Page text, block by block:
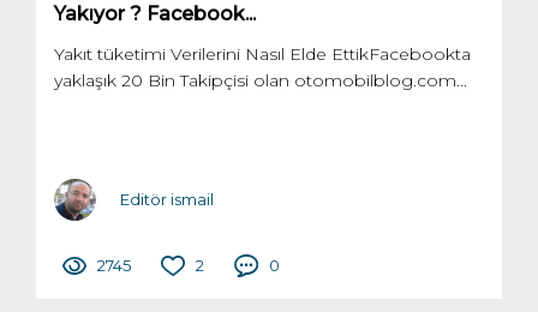
Yakıyor ? Facebook...
Yakıt tüketimi Verilerini Nasıl Elde EttikFacebookta
yaklaşık 20 Bin Takipçisi olan otomobilblog.com...
Editör ismail
2745 2 0